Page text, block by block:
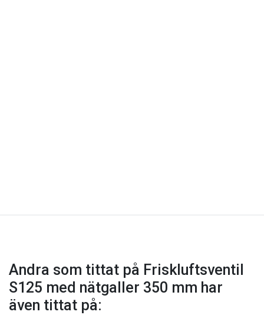
Andra som tittat på Friskluftsventil
S125 med nätgaller 350 mm har
även tittat på: